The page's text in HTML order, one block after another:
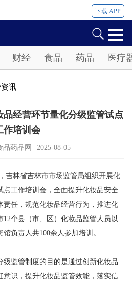
下载 APP
财经 食品 药品 医疗
讯
经营环节量化分级监管试点
作培训会
品药品网 2025-08-05
林省吉林市市场监管局组织开展化
点工作培训会，全面提升化妆品安全
责任，规范化妆品经营行为，推进化
个县（市、区）化妆品监管人员以
负责人共100余人参加培训。
监管制度的目的是通过创新化妆品
意识，提升化妆品监管效能，落实信